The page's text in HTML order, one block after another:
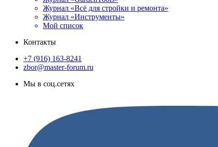
Журнал «Всё для стройки и ремонта»
Журнал «Инструменты»
Мой список
Контакты
+7 (916) 163-8241
zbor@master-forum.ru
Мы в соц.сетях